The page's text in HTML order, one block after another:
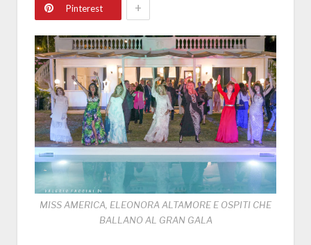
Pinterest +
MISS AMERICA, ELEONORA ALTAMORE E OSPITI CHE
BALLANO AL GRAN GALA